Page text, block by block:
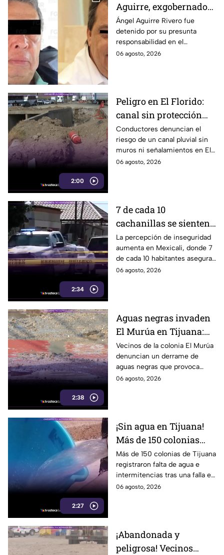
Aguirre, exgobernador
de Guerrero, por
presunto ocultamiento
de pruebas en caso
Ayotzinapa
Ángel Aguirre Rivero fue
detenido por su presunta
responsabilidad en el
ocultamiento de evidencias
06 agosto, 2026
2:00
Peligro en El Florido:
canal sin protección
provoca accidentes en
Parque Industrial de
Tijuana
Conductores denuncian el
riesgo de un canal pluvial sin
muros ni señalamientos en El
Florido, Tijuana, donde ya
06 agosto, 2026
2:34
7 de cada 10
cachanillas se sienten
inseguros en Mexicali
La percepción de inseguridad
aumenta en Mexicali, donde 7
de cada 10 habitantes aseguran
sentirse inseguros al vivir en la
06 agosto, 2026
2:38
Aguas negras invaden
El Murúa en Tijuana:
vecinos viven entre
malos olores y riesgos
Vecinos de la colonia El Murúa
denuncian un derrame de
aguas negras que provoca
malos olores,
06 agosto, 2026
2:27
¡Sin agua en Tijuana!
Más de 150 colonias
enfrentan cortes tras
falla en sistema de
bombeo
Más de 150 colonias de Tijuana
registraron falta de agua e
intermitencias tras una falla en
el sistema de bombeo.
06 agosto, 2026
¡Abandonada y
peligrosa! Vecinos